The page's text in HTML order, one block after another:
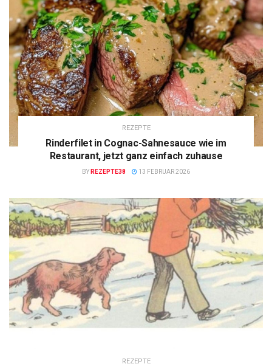
REZEPTE
Rinderfilet in Cognac-Sahnesauce wie im
Restaurant, jetzt ganz einfach zuhause
BY REZEPTE38 13 FEBRUAR 2026
REZEPTE